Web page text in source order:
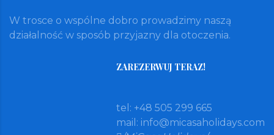
W trosce o wspólne dobro prowadzimy naszą
działalność w sposób przyjazny dla otoczenia.
ZAREZERWUJ TERAZ!
tel: +48 505 299 665
mail: info@micasaholidays.com